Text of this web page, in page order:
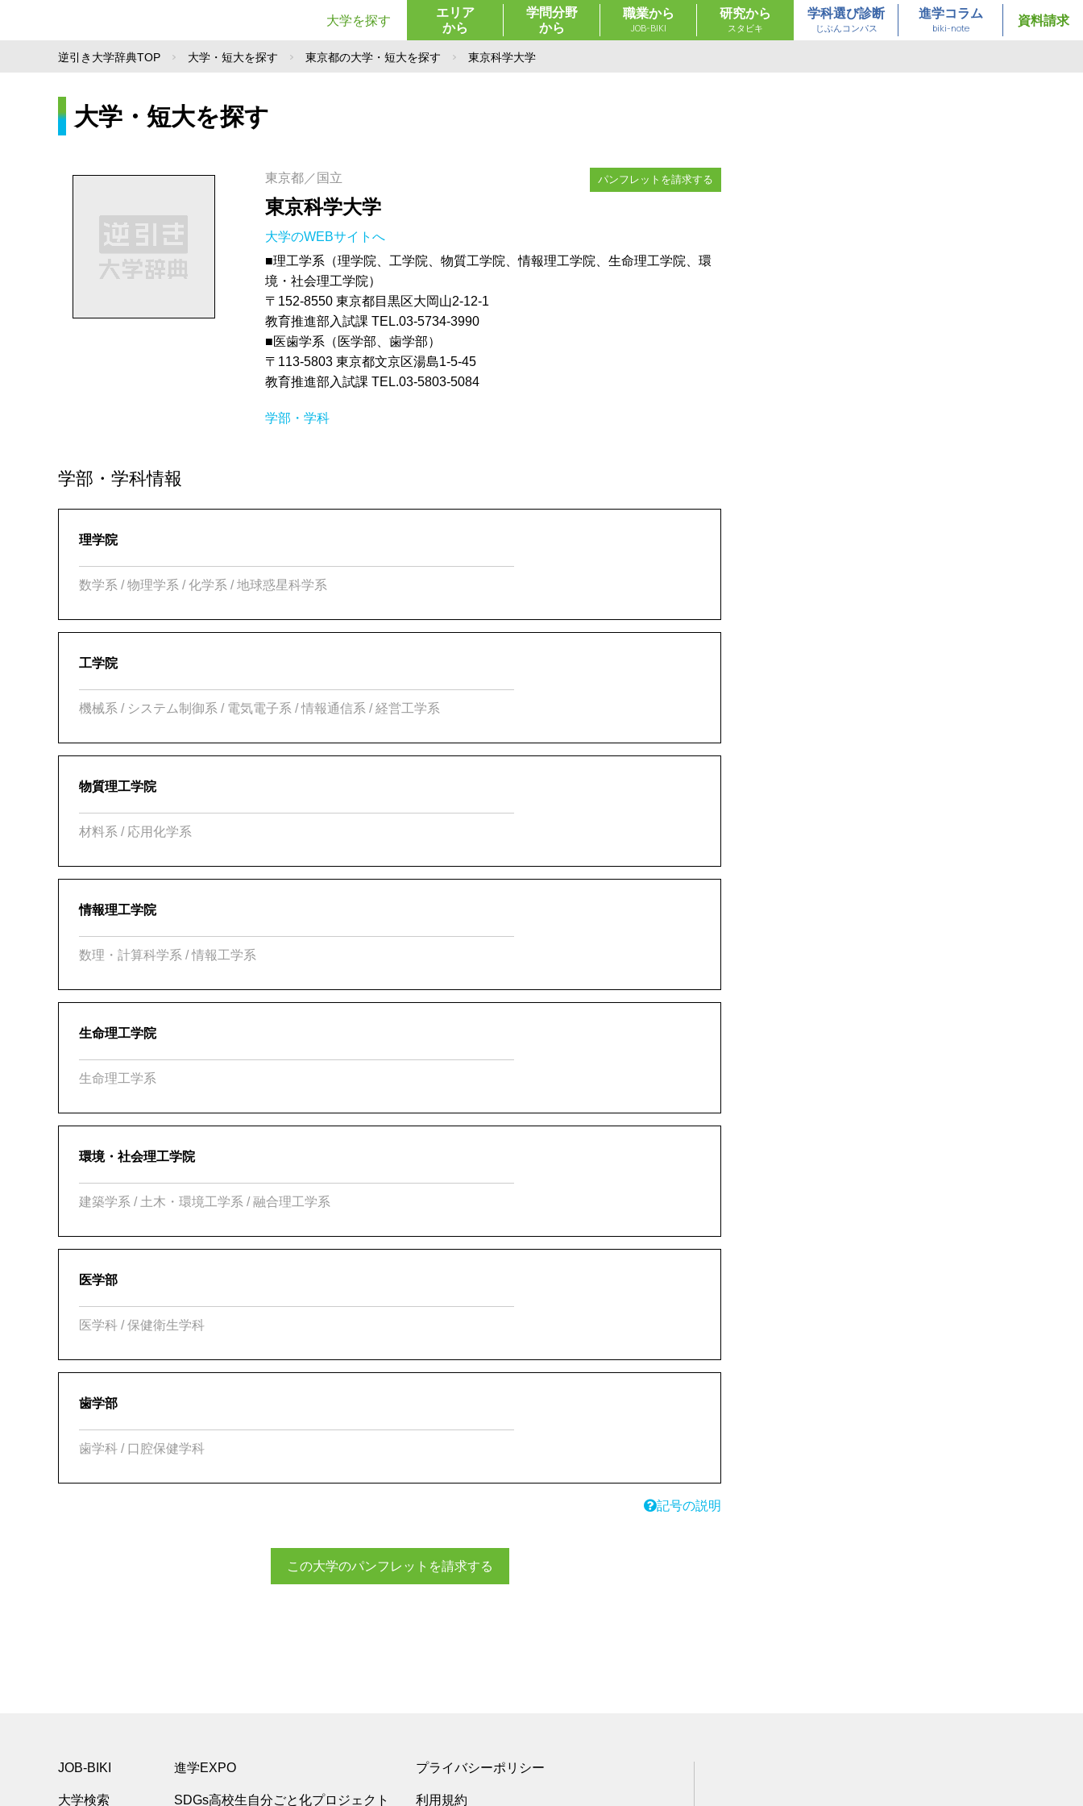
大学を探す
エリア
から
学問分野
から
職業から
JOB-BIKI
研究から
スタビキ
学科選び診断
じぶんコンパス
進学コラム
biki-note
資料請求
逆引き大学辞典TOP 大学・短大を探す 東京都の大学・短大を探す 東京科学大学
大学・短大を探す
東京都／国立
東京科学大学
大学のWEBサイトへ
■理工学系（理学院、工学院、物質工学院、情報理工学院、生命理工学院、環
境・社会理工学院）
〒152-8550 東京都目黒区大岡山2-12-1
教育推進部入試課 TEL.03-5734-3990
■医歯学系（医学部、歯学部）
〒113-5803 東京都文京区湯島1-5-45
教育推進部入試課 TEL.03-5803-5084
パンフレットを請求する
学部・学科
学部・学科情報
理学院
数学系 / 物理学系 / 化学系 / 地球惑星科学系
工学院
機械系 / システム制御系 / 電気電子系 / 情報通信系 / 経営工学系
物質理工学院
材料系 / 応用化学系
情報理工学院
数理・計算科学系 / 情報工学系
生命理工学院
生命理工学系
環境・社会理工学院
建築学系 / 土木・環境工学系 / 融合理工学系
医学部
医学科 / 保健衛生学科
歯学部
歯学科 / 口腔保健学科
記号の説明
この大学のパンフレットを請求する
JOB-BIKI
大学検索
進学EXPO
SDGs高校生自分ごと化プロジェクト
プライバシーポリシー
利用規約